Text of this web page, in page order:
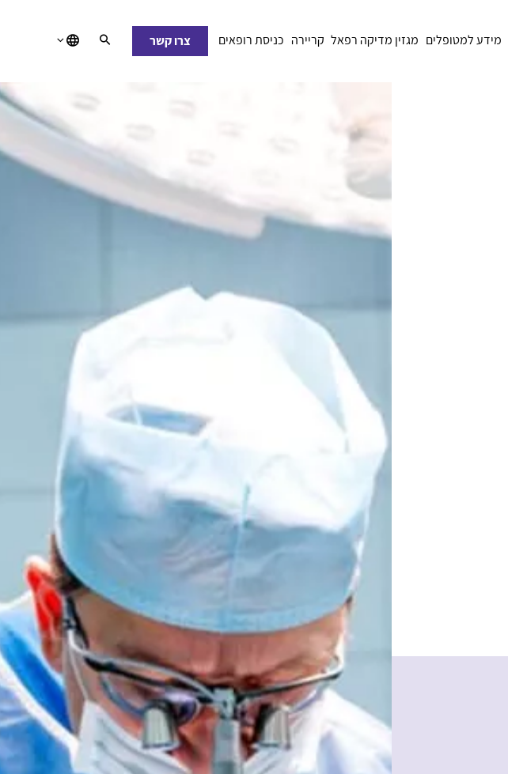
מידע למטופלים מגזין מדיקה רפאל קריירה כניסת רופאים צרו קשר